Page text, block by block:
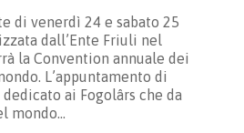
di venerdì 24 e sabato 25
dall’Ente Friuli nel
la Convention annuale dei
L’appuntamento di
dedicato ai Fogolârs che da
mondo…